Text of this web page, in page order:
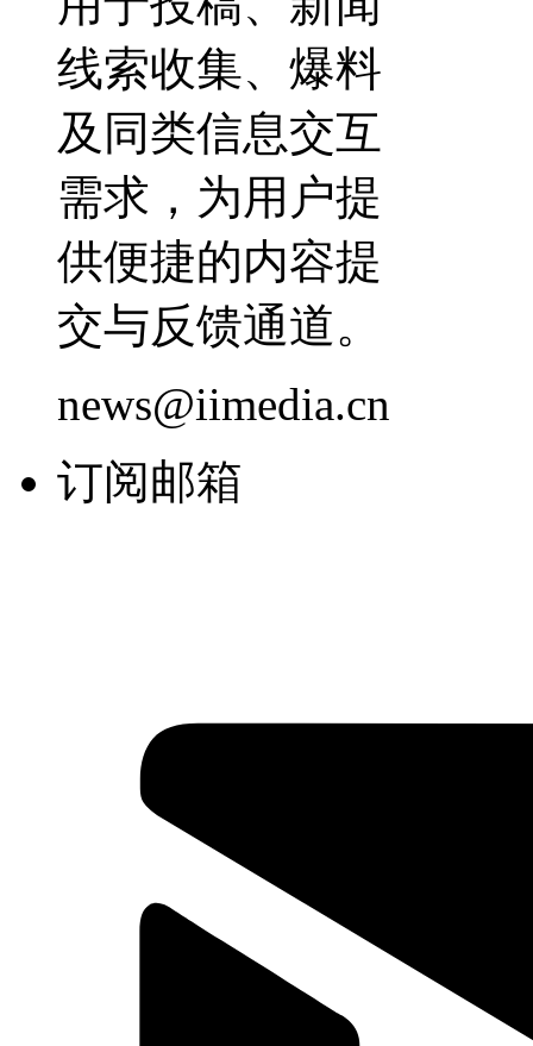
线索收集、爆料
及同类信息交互
需求，为用户提
供便捷的内容提
交与反馈通道。
news@iimedia.cn
订阅邮箱